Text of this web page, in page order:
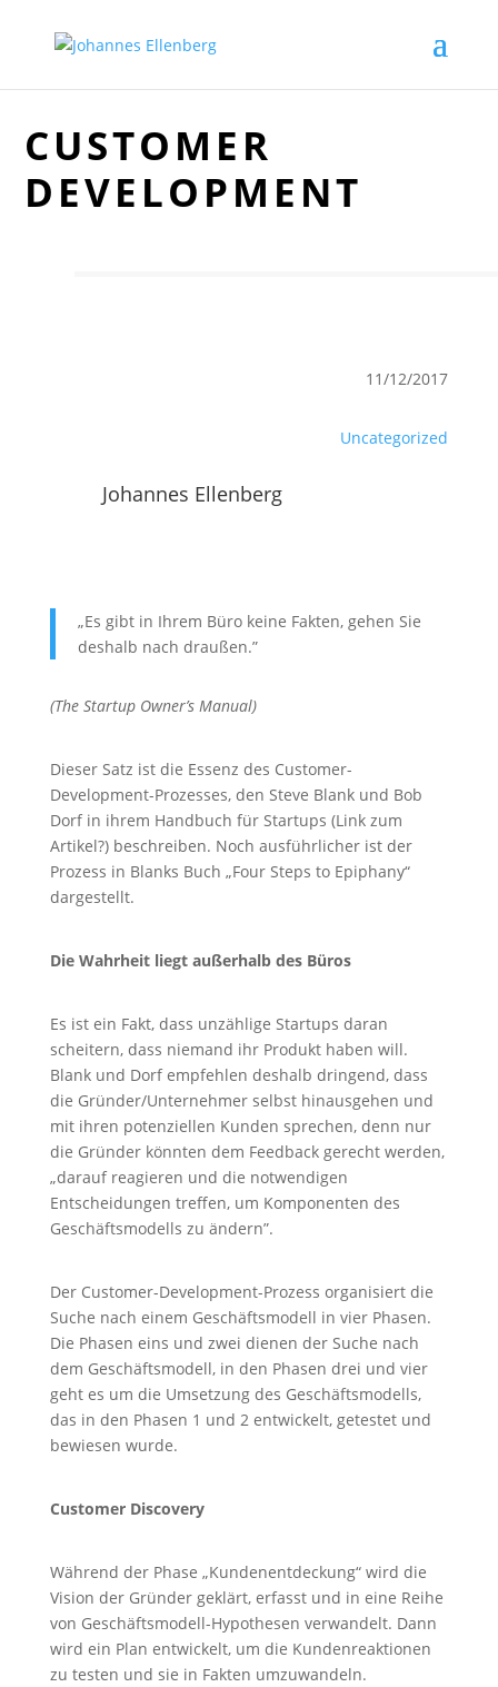
CUSTOMER
DEVELOPMENT
11/12/2017
Uncategorized
Johannes Ellenberg
„Es gibt in Ihrem Büro keine Fakten, gehen Sie
deshalb nach draußen.”
(The Startup Owner’s Manual)
Dieser Satz ist die Essenz des Customer-
Development-Prozesses, den Steve Blank und Bob
Dorf in ihrem Handbuch für Startups (Link zum
Artikel?) beschreiben. Noch ausführlicher ist der
Prozess in Blanks Buch „Four Steps to Epiphany“
dargestellt.
Die Wahrheit liegt außerhalb des Büros
Es ist ein Fakt, dass unzählige Startups daran
scheitern, dass niemand ihr Produkt haben will.
Blank und Dorf empfehlen deshalb dringend, dass
die Gründer/Unternehmer selbst hinausgehen und
mit ihren potenziellen Kunden sprechen, denn nur
die Gründer könnten dem Feedback gerecht werden,
„darauf reagieren und die notwendigen
Entscheidungen treffen, um Komponenten des
Geschäftsmodells zu ändern”.
Der Customer-Development-Prozess organisiert die
Suche nach einem Geschäftsmodell in vier Phasen.
Die Phasen eins und zwei dienen der Suche nach
dem Geschäftsmodell, in den Phasen drei und vier
geht es um die Umsetzung des Geschäftsmodells,
das in den Phasen 1 und 2 entwickelt, getestet und
bewiesen wurde.
Customer Discovery
Während der Phase „Kundenentdeckung“ wird die
Vision der Gründer geklärt, erfasst und in eine Reihe
von Geschäftsmodell-Hypothesen verwandelt. Dann
wird ein Plan entwickelt, um die Kundenreaktionen
zu testen und sie in Fakten umzuwandeln.